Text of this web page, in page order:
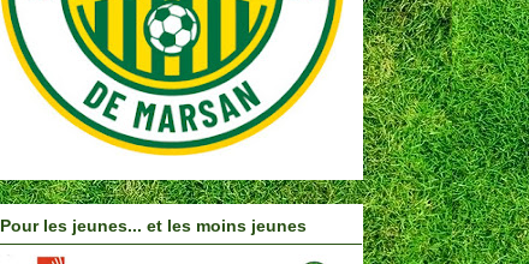
Pour les jeunes... et les moins jeunes